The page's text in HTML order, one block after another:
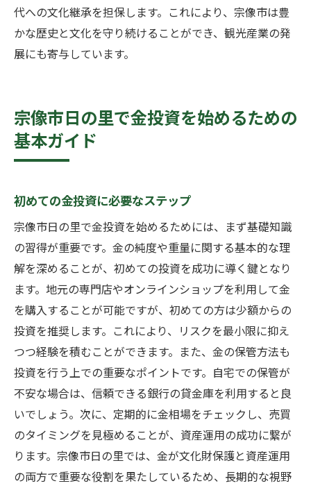
代への文化継承を担保します。これにより、宗像市は豊
かな歴史と文化を守り続けることができ、観光産業の発
展にも寄与しています。
宗像市日の里で金投資を始めるための
基本ガイド
初めての金投資に必要なステップ
宗像市日の里で金投資を始めるためには、まず基礎知識
の習得が重要です。金の純度や重量に関する基本的な理
解を深めることが、初めての投資を成功に導く鍵となり
ます。地元の専門店やオンラインショップを利用して金
を購入することが可能ですが、初めての方は少額からの
投資を推奨します。これにより、リスクを最小限に抑え
つつ経験を積むことができます。また、金の保管方法も
投資を行う上での重要なポイントです。自宅での保管が
不安な場合は、信頼できる銀行の貸金庫を利用すると良
いでしょう。次に、定期的に金相場をチェックし、売買
のタイミングを見極めることが、資産運用の成功に繋が
ります。宗像市日の里では、金が文化財保護と資産運用
の両方で重要な役割を果たしているため、長期的な視野